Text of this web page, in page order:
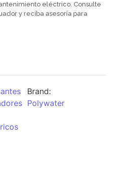
eléctrico. Consulte
y reciba asesoría para
Brand:
Polywater